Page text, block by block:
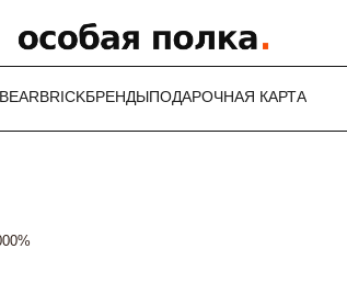
BEARBRICKБРЕНДЫПОДАРОЧНАЯ КАРТА